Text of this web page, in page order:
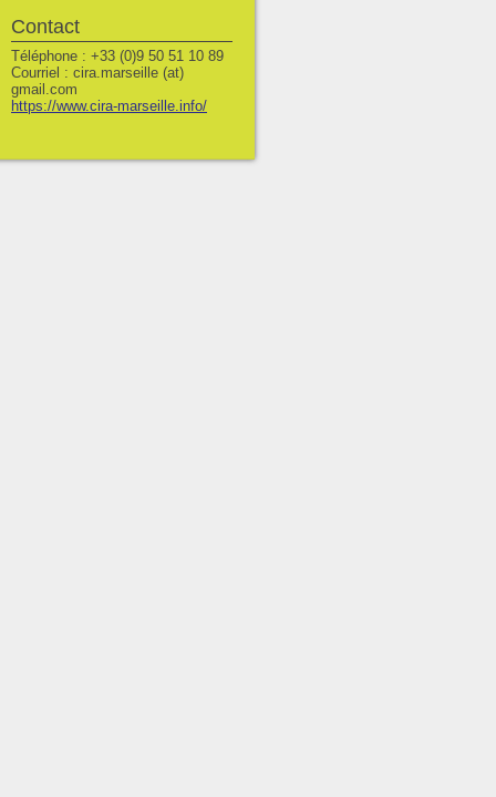
Contact
Téléphone : +33 (0)9 50 51 10 89
Courriel : cira.marseille (at)
gmail.com
https://www.cira-marseille.info/